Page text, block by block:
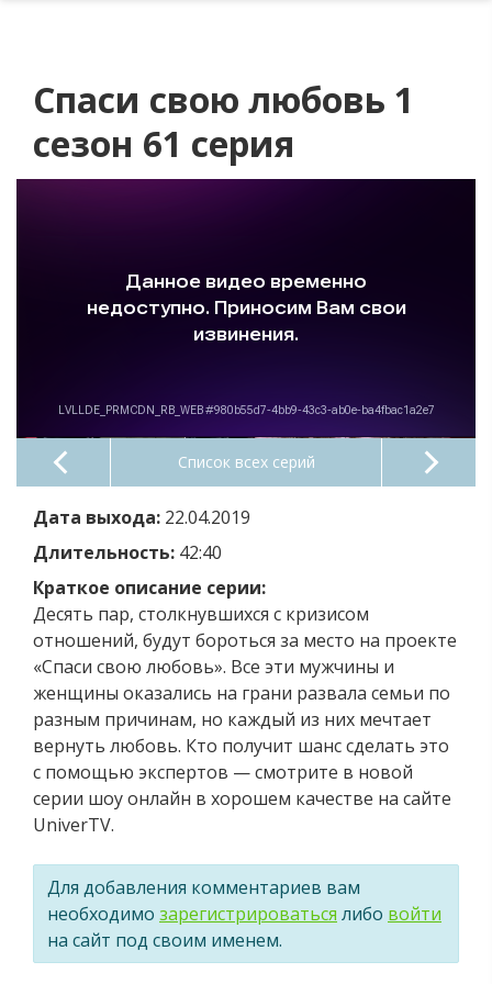
Спаси свою любовь 1
сезон 61 серия
Список всех серий
Дата выхода: 22.04.2019
Длительность: 42:40
Краткое описание серии:
Десять пар, столкнувшихся с кризисом
отношений, будут бороться за место на проекте
«Спаси свою любовь». Все эти мужчины и
женщины оказались на грани развала семьи по
разным причинам, но каждый из них мечтает
вернуть любовь. Кто получит шанс сделать это
с помощью экспертов — смотрите в новой
серии шоу онлайн в хорошем качестве на сайте
UniverTV.
Для добавления комментариев вам
необходимо зарегистрироваться либо войти
на сайт под своим именем.